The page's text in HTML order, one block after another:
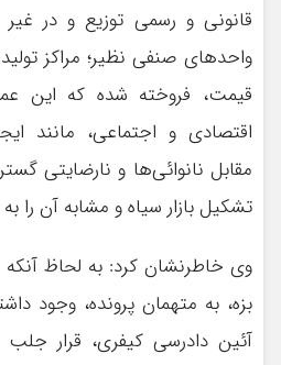
قانونی و رسمی توزیع و در
واحدهای صنفی نظیر؛ مراکز
قیمت، فروخته شده که این
اقتصادی و اجتماعی، مانند
مقابل نانوائی‌ها و نارضایتی
تشکیل بازار سیاه و مشابه آن را
وی خاطرنشان کرد: به لحاظ آنکه
بزه، به متهمان پرونده، وجود
آئین دادرسی کیفری، قرار جلب